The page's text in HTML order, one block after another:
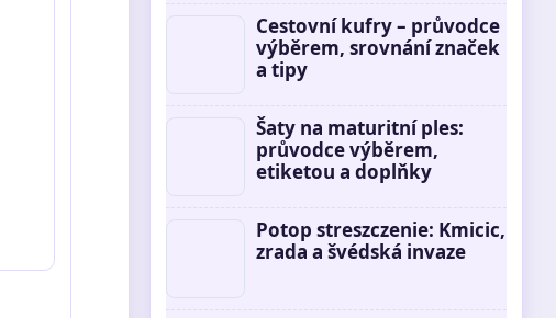
Cestovní kufry – průvodce
výběrem, srovnání značek
a tipy
Šaty na maturitní ples:
průvodce výběrem,
etiketou a doplňky
Potop streszczenie: Kmicic,
zrada a švédská invaze